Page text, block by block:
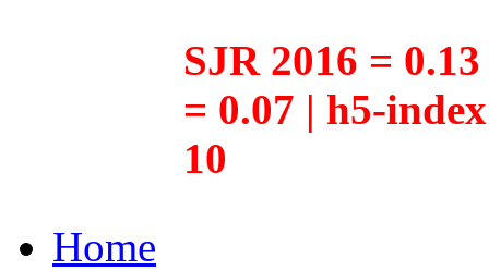
SJR 2016 =
= 0.07 | h5-
10
Home